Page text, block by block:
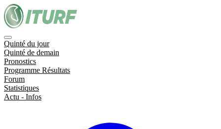
Quinté du jour
Quinté de demain
Pronostics
Programme Résultats
Forum
Statistiques
Actu - Infos